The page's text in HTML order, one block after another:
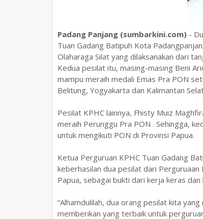
Padang Panjang (sumbarkini.com) -
Tuan Gadang Batipuh Kota
Olaharaga Silat yang dilaksanakan dari
Kedua pesilat itu, masing-masing Beni
mampu meraih medali Emas Pra PON
Belitung, Yogyakarta dan Kalimantan
Pesilat KPHC lainnya, Fhisty Muiz
meraih Perunggu Pra PON . Sehingga,
untuk mengikuti PON di Provinsi Papua.
Ketua Perguruan KPHC Tuan Gadang
keberhasilan dua pesilat dari Perguruaan
Papua, sebagai bukti dari kerja keras dan
“Alhamdulilah, dua orang pesilat kita
memberikan yang terbaik untuk